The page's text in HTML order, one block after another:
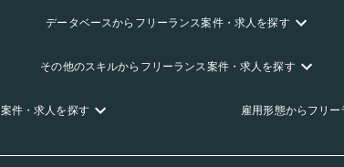
データベースからフリーランス案件・求人を探す
その他のスキルからフリーランス案件・求人を探す
案件・求人を探す 雇用形態からフリー